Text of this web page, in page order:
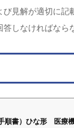
び見解が適切に記
しなければなら
順書）ひな形 医療